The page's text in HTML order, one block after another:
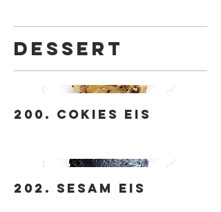
Dessert
200. Cokies Eis
202. Sesam Eis